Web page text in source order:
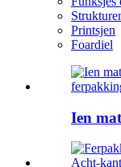
Printsjen
Foardiel
Ien